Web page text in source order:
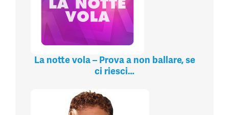
La notte vola – Prova a non ballare, se
ci riesci…